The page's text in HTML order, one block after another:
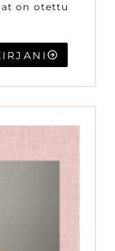
on otettu